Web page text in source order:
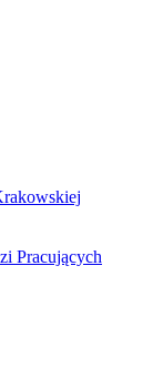
Pracujących